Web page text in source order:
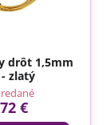
drôt 1,5mm
zlatý
€